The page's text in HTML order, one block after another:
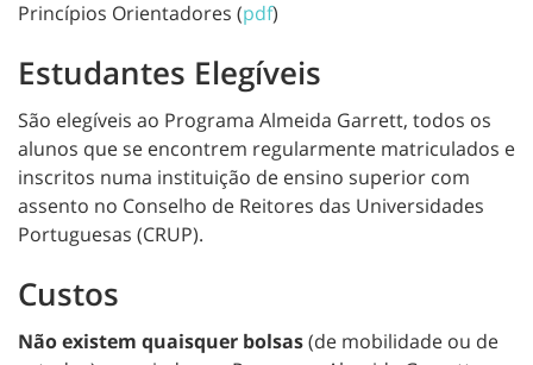
Princípios Orientadores (pdf)
Estudantes Elegíveis
São elegíveis ao Programa Almeida Garrett, todos os
alunos que se encontrem regularmente matriculados e
inscritos numa instituição de ensino superior com
assento no Conselho de Reitores das Universidades
Portuguesas (CRUP).
Custos
Não existem quaisquer bolsas(de mobilidade ou de